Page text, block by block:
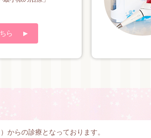
ら
からの診療となっております。